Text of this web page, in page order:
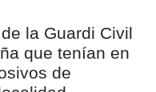
la Guardi Civil
que tenían en
de